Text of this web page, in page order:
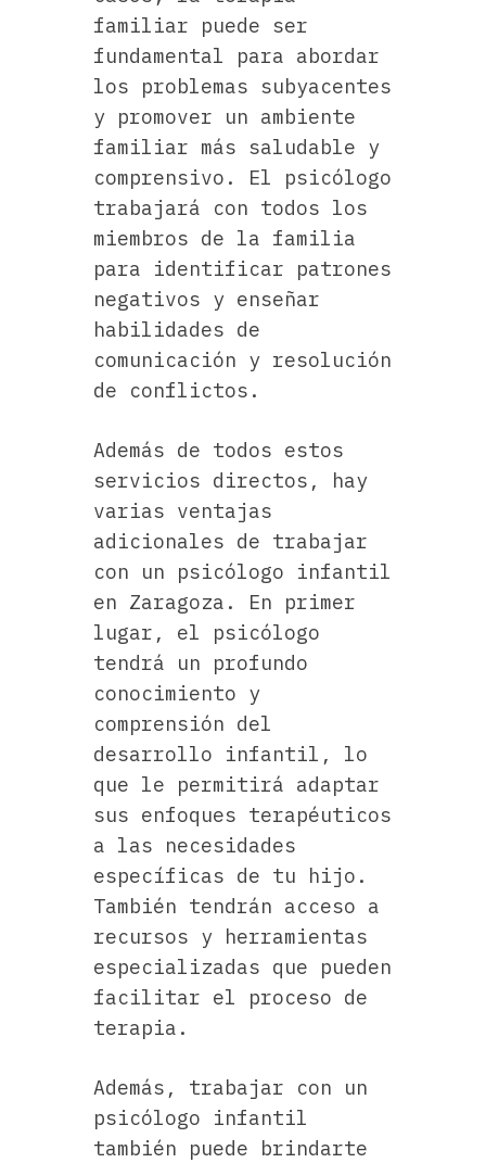
familiar puede ser
fundamental para abordar
los problemas subyacentes
y promover un ambiente
familiar más saludable y
comprensivo. El psicólogo
trabajará con todos los
miembros de la familia
para identificar patrones
negativos y enseñar
habilidades de
comunicación y resolución
de conflictos.
Además de todos estos
servicios directos, hay
varias ventajas
adicionales de trabajar
con un psicólogo infantil
en Zaragoza. En primer
lugar, el psicólogo
tendrá un profundo
conocimiento y
comprensión del
desarrollo infantil, lo
que le permitirá adaptar
sus enfoques terapéuticos
a las necesidades
específicas de tu hijo.
También tendrán acceso a
recursos y herramientas
especializadas que pueden
facilitar el proceso de
terapia.
Además, trabajar con un
psicólogo infantil
también puede brindarte